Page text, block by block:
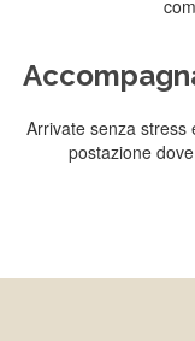
Arrivate senza stress
postazione